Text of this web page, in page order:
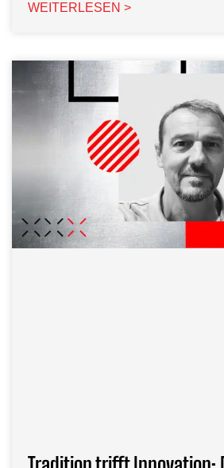
WEITERLESEN >